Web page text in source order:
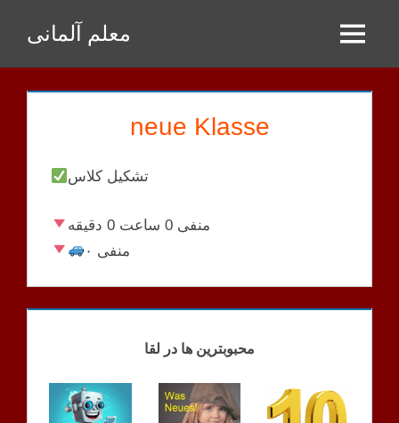
Inhalt
springen
معلم آلمانی Menu
neue Klasse
تشکیل کلاس
منفی 0 ساعت 0 دقیقه
منفی ۰
محبوبترین ها در لقا